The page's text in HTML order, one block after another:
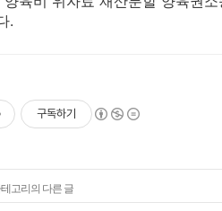
.
구독하기
고리의 다른 글